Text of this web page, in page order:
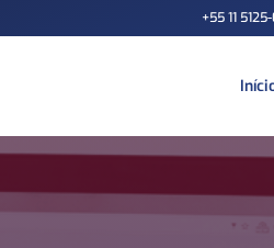
+55 11